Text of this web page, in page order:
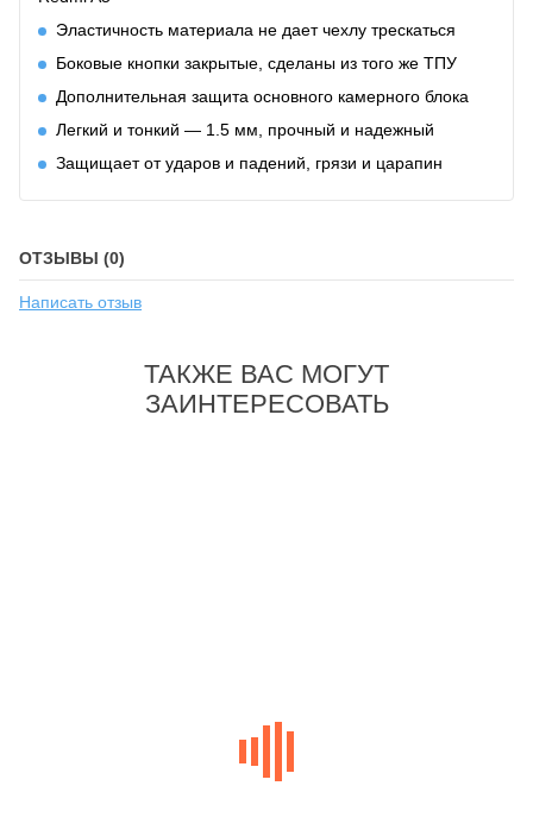
Эластичность материала не дает чехлу трескаться
Боковые кнопки закрытые, сделаны из того же ТПУ
Дополнительная защита основного камерного блока
Легкий и тонкий — 1.5 мм, прочный и надежный
Защищает от ударов и падений, грязи и царапин
ОТЗЫВЫ (0)
Написать отзыв
ТАКЖЕ ВАС МОГУТ
ЗАИНТЕРЕСОВАТЬ